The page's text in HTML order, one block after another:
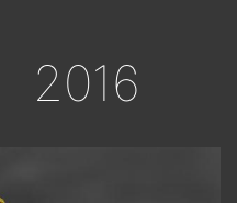
2016